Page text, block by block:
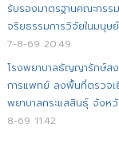
รับรองมาตรฐานคณะกรร
จริยธรรมการวิจัยในมนุษ
7-8-69 20.49
โรงพยาบาลธัญญารักษ์ส
การแพทย์ ลงพื้นที่ตรวจเ
พยาบาลกระแสสินธุ์ จังห
8-69 11.42